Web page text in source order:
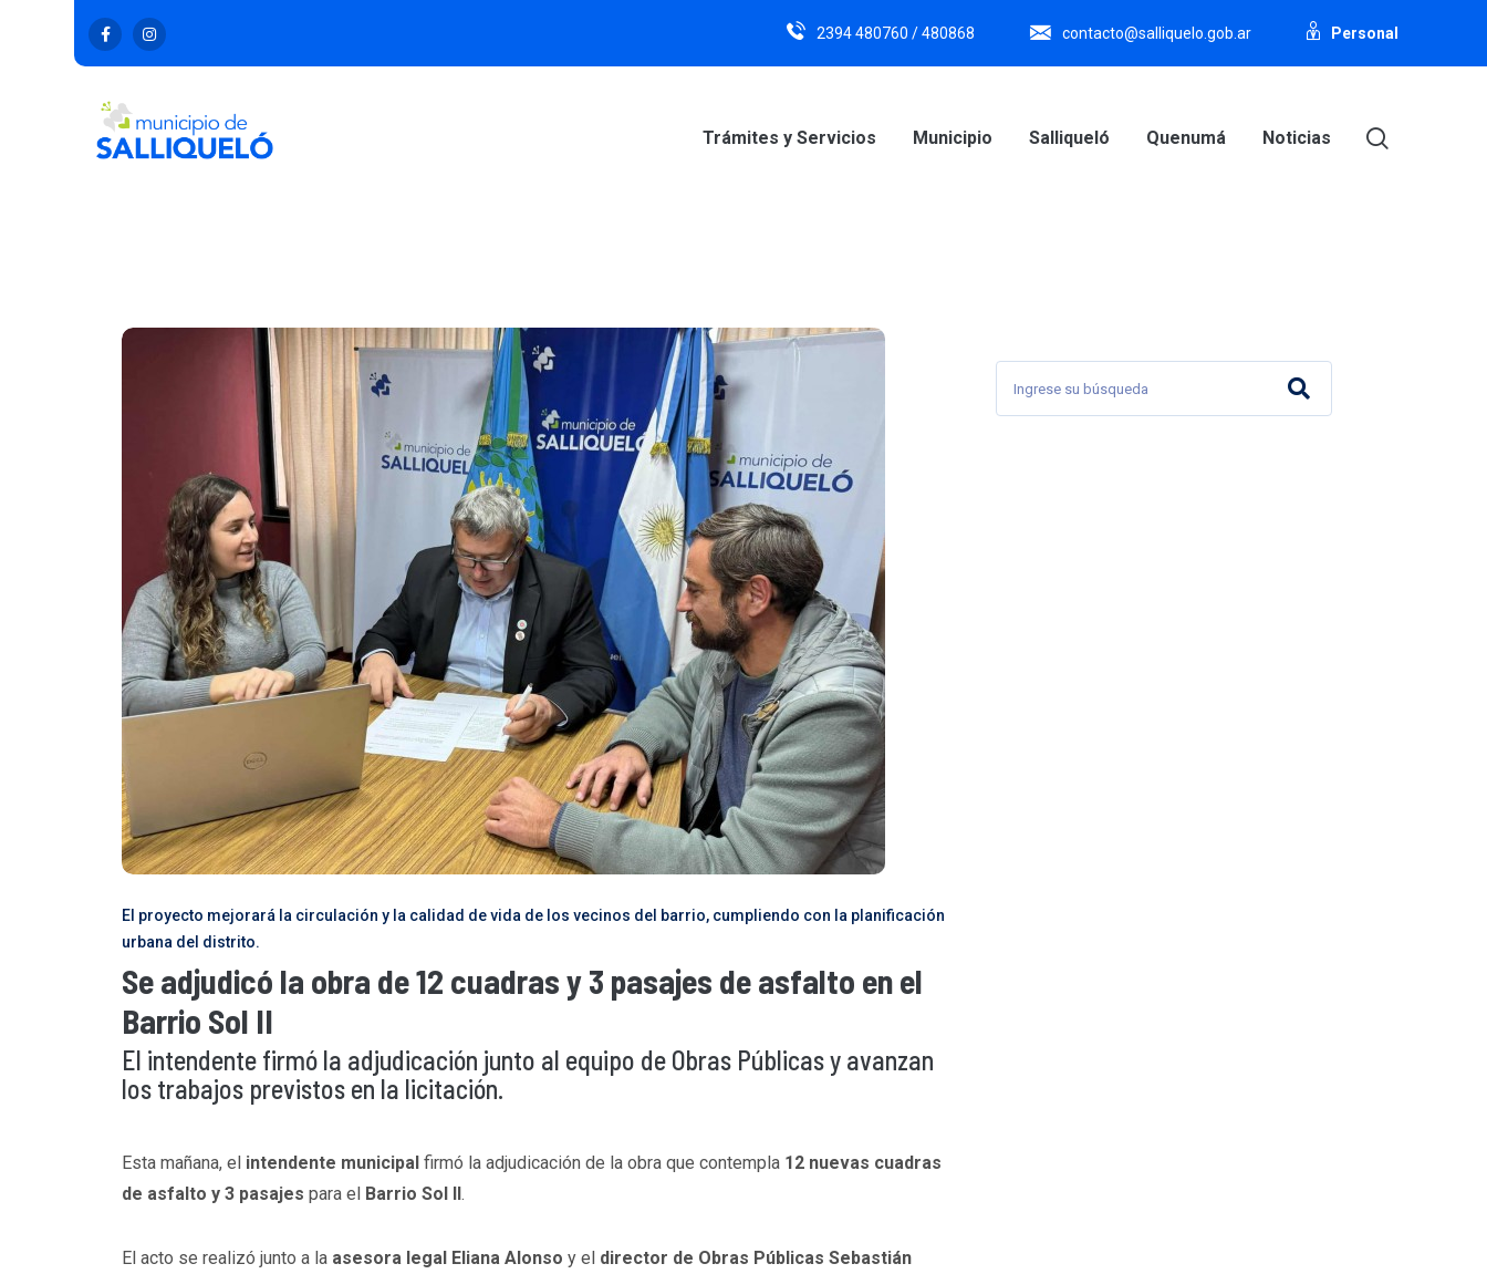
2394 480760 / 480868 contacto@salliquelo.gob.ar Personal
Trámites y Servicios Municipio Salliqueló Quenumá Noticias
El proyecto mejorará la circulación y la calidad de vida de los vecinos del barrio, cumpliendo con la planificación
urbana del distrito.
Se adjudicó la obra de 12 cuadras y 3 pasajes de asfalto en el
Barrio Sol II
El intendente firmó la adjudicación junto al equipo de Obras Públicas y avanzan
los trabajos previstos en la licitación.
Esta mañana, el intendente municipal firmó la adjudicación de la obra que contempla 12 nuevas cuadras
de asfalto y 3 pasajes para el Barrio Sol II.
El acto se realizó junto a la asesora legal Eliana Alonso y el director de Obras Públicas Sebastián